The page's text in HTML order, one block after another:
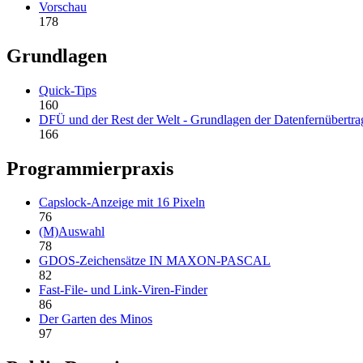
Vorschau
178
Grundlagen
Quick-Tips
160
DFÜ und der Rest der Welt - Grundlagen der
166
Programmierpraxis
Capslock-Anzeige mit 16 Pixeln
76
(M)Auswahl
78
GDOS-Zeichensätze IN MAXON-PASCAL
82
Fast-File- und Link-Viren-Finder
86
Der Garten des Minos
97